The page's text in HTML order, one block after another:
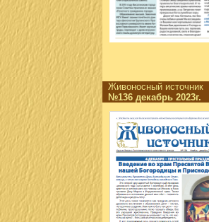
Живоносный
№136 декабрь 2023г.